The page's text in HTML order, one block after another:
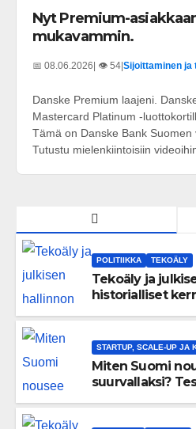
Nyt Premium-
mukavammin.
📅 08.06.2026| 👁️ 54|Sijoittaminen ja
Danske Premium laajeni.
Mastercard Platinum -
Tämä on Danske Bank Suomen
Tutustu mielenkiintoisiin
POLITIIKKA TEKOÄLY
Tekoäly ja
historialliset
STARTUP, SCALE-UP JA
Miten Suomi
suurvallaksi?